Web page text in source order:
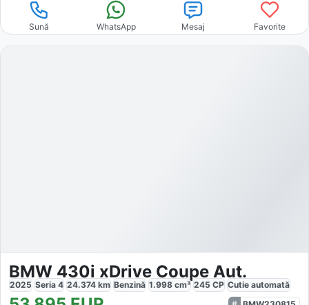
Sună WhatsApp Mesaj Favorite
BMW 430i xDrive Coupe Aut.
2025 Seria 4 24.374 km Benzină 1.998 cm³ 245 CP Cutie automată